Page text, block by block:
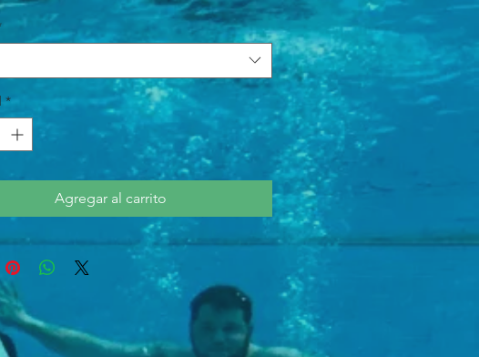
*
Agregar al carrito